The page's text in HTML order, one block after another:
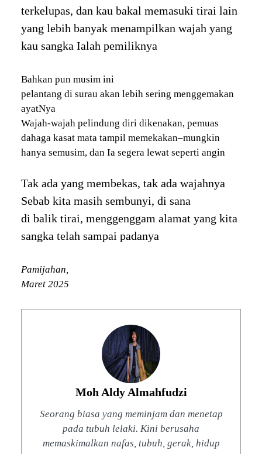
terkelupas, dan kau bakal memasuki tirai lain
yang lebih banyak menampilkan wajah yang
kau sangka Ialah pemiliknya
Bahkan pun musim ini
pelantang di surau akan lebih sering menggemakan
ayatNya
Wajah-wajah pelindung diri dikenakan, pemuas
dahaga kasat mata tampil memekakan–mungkin
hanya semusim, dan Ia segera lewat seperti angin
Tak ada yang membekas, tak ada wajahnya
Sebab kita masih sembunyi, di sana
di balik tirai, menggenggam alamat yang kita
sangka telah sampai padanya
Pamijahan,
Maret 2025
Moh Aldy Almahfudzi
Seorang biasa yang meminjam dan menetap
pada tubuh lelaki. Kini berusaha
memaskimalkan nafas, tubuh, gerak, hidup